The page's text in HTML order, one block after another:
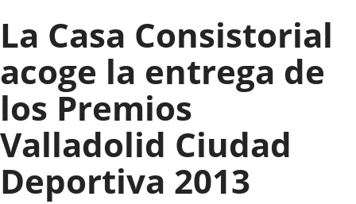
Valladolid
La Casa Consistorial
acoge la entrega de
los Premios
Valladolid Ciudad
Deportiva 2013